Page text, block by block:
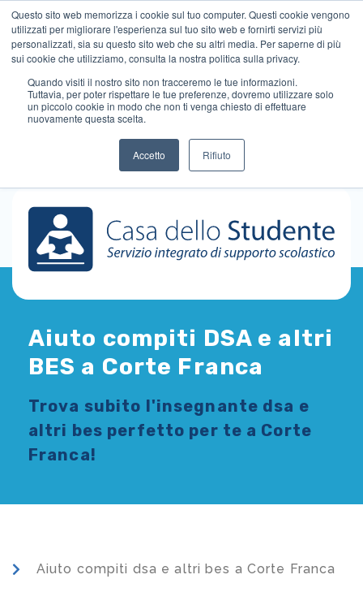
Questo sito web memorizza i cookie sul tuo computer. Questi cookie vengono
utilizzati per migliorare l'esperienza sul tuo sito web e fornirti servizi più
personalizzati, sia su questo sito web che su altri media. Per saperne di più
sui cookie che utilizziamo, consulta la nostra politica sulla privacy.
Quando visiti il ​​nostro sito non tracceremo le tue informazioni.
Tuttavia, per poter rispettare le tue preferenze, dovremo utilizzare solo
un piccolo cookie in modo che non ti venga chiesto di effettuare
nuovamente questa scelta.
Accetto Rifiuto
Aiuto compiti DSA e altri
BES a Corte Franca
Trova subito l'insegnante dsa e
altri bes perfetto per te a Corte
Franca!
Aiuto compiti dsa e altri bes a Corte Franca